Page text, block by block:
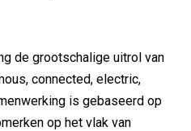
de grootschalige uitrol van
connected, electric,
is gebaseerd op
op het vlak van